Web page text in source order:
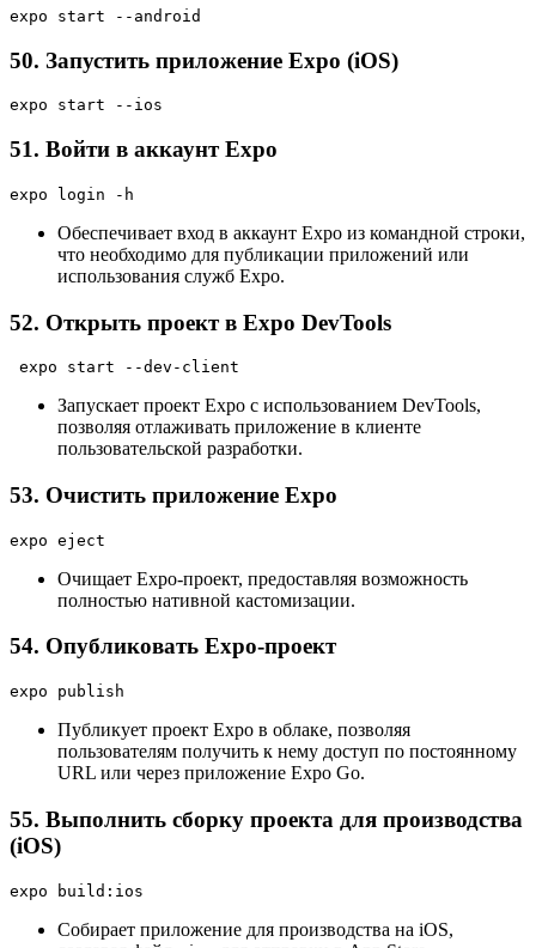
expo start --android
50. Запустить приложение Expo (iOS)
expo start --ios
51. Войти в аккаунт Expo
expo login -h
Обеспечивает вход в аккаунт Expo из командной строки,
что необходимо для публикации приложений или
использования служб Expo.
52. Открыть проект в Expo DevTools
expo start --dev-client
Запускает проект Expo с использованием DevTools,
позволяя отлаживать приложение в клиенте
пользовательской разработки.
53. Очистить приложение Expo
expo eject
Очищает Expo-проект, предоставляя возможность
полностью нативной кастомизации.
54. Опубликовать Expo-проект
expo publish
Публикует проект Expo в облаке, позволяя
пользователям получить к нему доступ по постоянному
URL или через приложение Expo Go.
55. Выполнить сборку проекта для производства
(iOS)
expo build:ios
Собирает приложение для производства на iOS,